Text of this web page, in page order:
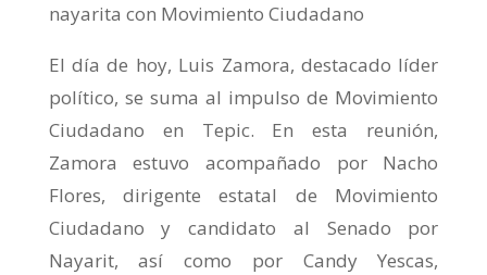
nayarita con Movimiento Ciudadano
El día de hoy, Luis Zamora, destacado líder
político, se suma al impulso de Movimiento
Ciudadano en Tepic. En esta reunión,
Zamora estuvo acompañado por Nacho
Flores, dirigente estatal de Movimiento
Ciudadano y candidato al Senado por
Nayarit, así como por Candy Yescas,